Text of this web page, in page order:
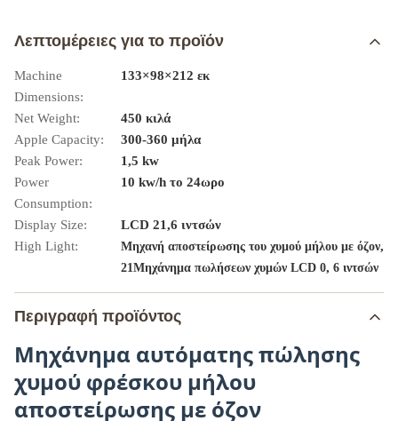
Λεπτομέρειες για το προϊόν
Machine
Dimensions:
133×98×212 εκ
Net Weight:
450 κιλά
Apple Capacity:
300-360 μήλα
Peak Power:
1,5 kw
Power
Consumption:
10 kw/h το 24ωρο
Display Size:
LCD 21,6 ιντσών
High Light:
Μηχανή αποστείρωσης του χυμού μήλου με όζον,
21Μηχάνημα πωλήσεων χυμών LCD 0, 6 ιντσών
Περιγραφή προϊόντος
Μηχάνημα αυτόματης πώλησης
χυμού φρέσκου μήλου
αποστείρωσης με όζον